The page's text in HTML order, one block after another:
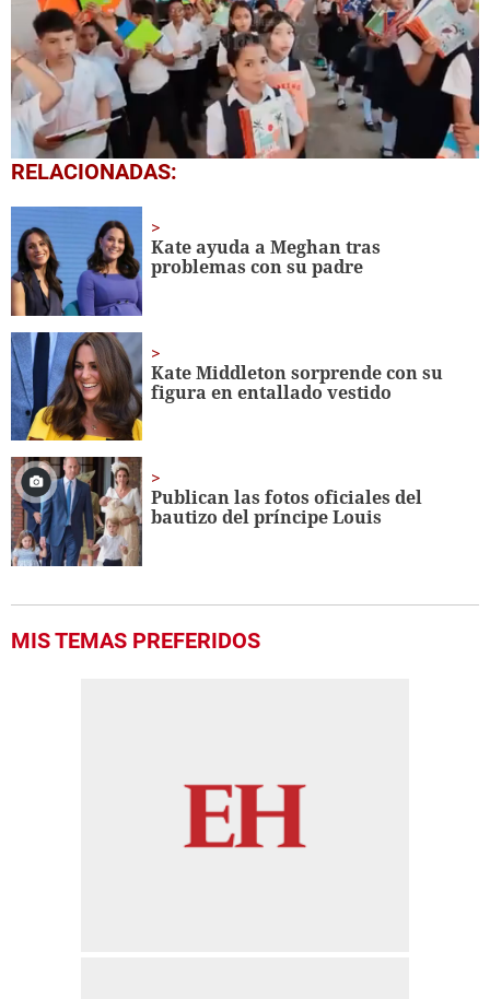
0
seconds
minute,
56
seconds
RELACIONADAS:
Kate ayuda a Meghan tras
problemas con su padre
Kate Middleton sorprende con su
figura en entallado vestido
Publican las fotos oficiales del
bautizo del príncipe Louis
MIS TEMAS PREFERIDOS